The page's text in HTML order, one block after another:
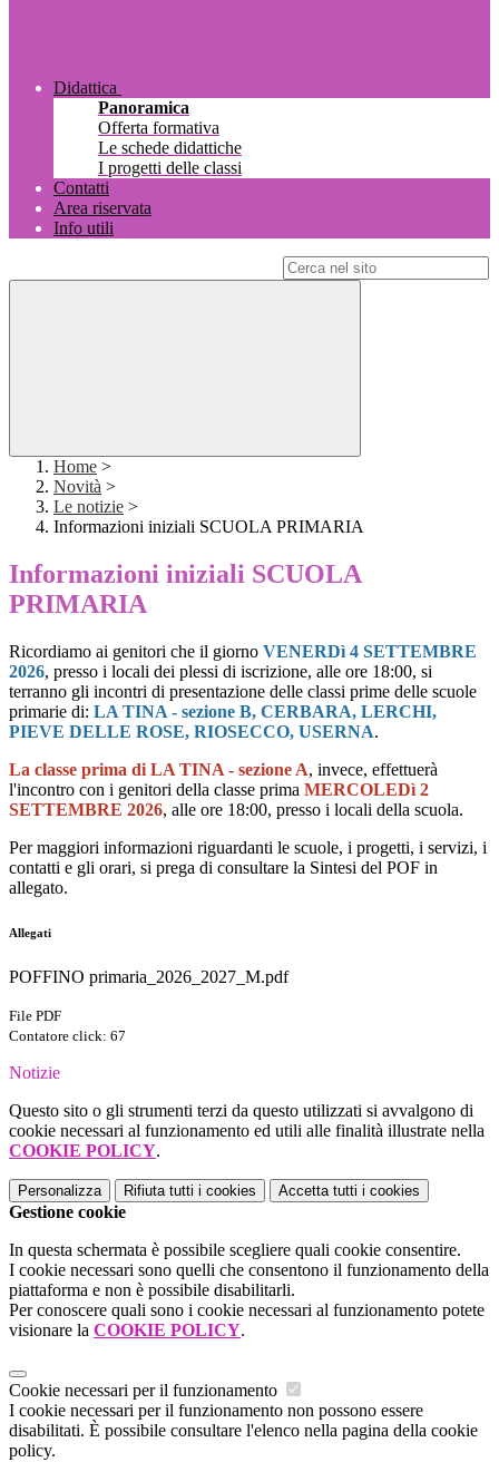
Didattica
Panoramica
Offerta formativa
Le schede didattiche
I progetti delle classi
Contatti
Area riservata
Info utili
Home >
Novità >
Le notizie >
Informazioni iniziali SCUOLA PRIMARIA
Informazioni iniziali SCUOLA
PRIMARIA
Ricordiamo ai genitori che il giorno VENERDì 4 SETTEMBRE
2026, presso i locali dei plessi di iscrizione, alle ore 18:00, si
terranno gli incontri di presentazione delle classi prime delle scuole
primarie di: LA TINA - sezione B, CERBARA, LERCHI,
PIEVE DELLE ROSE, RIOSECCO, USERNA.
La classe prima di LA TINA - sezione A, invece, effettuerà
l'incontro con i genitori della classe prima MERCOLEDì 2
SETTEMBRE 2026, alle ore 18:00, presso i locali della scuola.
Per maggiori informazioni riguardanti le scuole, i progetti, i servizi, i
contatti e gli orari, si prega di consultare la Sintesi del POF in
allegato.
Allegati
POFFINO primaria_2026_2027_M.pdf
File PDF
Contatore click: 67
Notizie
Questo sito o gli strumenti terzi da questo utilizzati si avvalgono di
cookie necessari al funzionamento ed utili alle finalità illustrate nella
COOKIE POLICY.
Personalizza Rifiuta tutti i cookies Accetta tutti i cookies
Gestione cookie
In questa schermata è possibile scegliere quali cookie consentire.
I cookie necessari sono quelli che consentono il funzionamento della
piattaforma e non è possibile disabilitarli.
Per conoscere quali sono i cookie necessari al funzionamento potete
visionare la COOKIE POLICY.
Cookie necessari per il funzionamento
I cookie necessari per il funzionamento non possono essere
disabilitati. È possibile consultare l'elenco nella pagina della cookie
policy.